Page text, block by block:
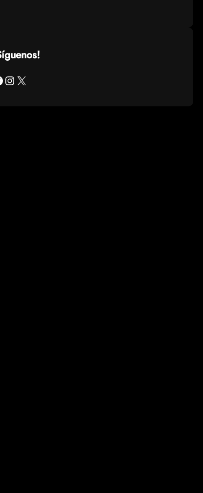
Instagram X